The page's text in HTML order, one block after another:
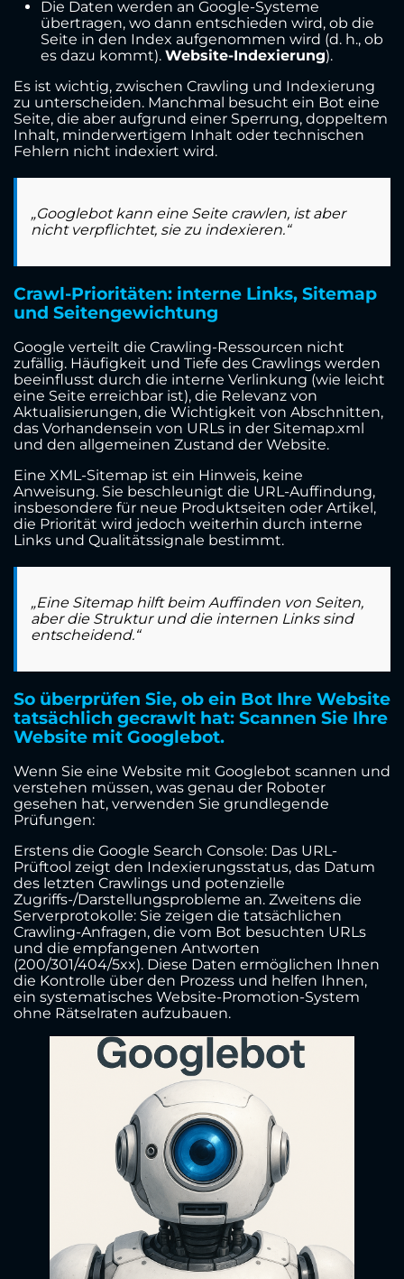
Die Daten werden an Google-Systeme
übertragen, wo dann entschieden wird, ob die
Seite in den Index aufgenommen wird (d. h., ob
es dazu kommt). Website-Indexierung).
Es ist wichtig, zwischen Crawling und Indexierung
zu unterscheiden. Manchmal besucht ein Bot eine
Seite, die aber aufgrund einer Sperrung, doppeltem
Inhalt, minderwertigem Inhalt oder technischen
Fehlern nicht indexiert wird.
„Googlebot kann eine Seite crawlen, ist aber
nicht verpflichtet, sie zu indexieren.“
Crawl-Prioritäten: interne Links, Sitemap
und Seitengewichtung
Google verteilt die Crawling-Ressourcen nicht
zufällig. Häufigkeit und Tiefe des Crawlings werden
beeinflusst durch die interne Verlinkung (wie leicht
eine Seite erreichbar ist), die Relevanz von
Aktualisierungen, die Wichtigkeit von Abschnitten,
das Vorhandensein von URLs in der Sitemap.xml
und den allgemeinen Zustand der Website.
Eine XML-Sitemap ist ein Hinweis, keine
Anweisung. Sie beschleunigt die URL-Auffindung,
insbesondere für neue Produktseiten oder Artikel,
die Priorität wird jedoch weiterhin durch interne
Links und Qualitätssignale bestimmt.
„Eine Sitemap hilft beim Auffinden von Seiten,
aber die Struktur und die internen Links sind
entscheidend.“
So überprüfen Sie, ob ein Bot Ihre Website
tatsächlich gecrawlt hat: Scannen Sie Ihre
Website mit Googlebot.
Wenn Sie eine Website mit Googlebot scannen und
verstehen müssen, was genau der Roboter
gesehen hat, verwenden Sie grundlegende
Prüfungen:
Erstens die Google Search Console: Das URL-
Prüftool zeigt den Indexierungsstatus, das Datum
des letzten Crawlings und potenzielle
Zugriffs-/Darstellungsprobleme an. Zweitens die
Serverprotokolle: Sie zeigen die tatsächlichen
Crawling-Anfragen, die vom Bot besuchten URLs
und die empfangenen Antworten
(200/301/404/5xx). Diese Daten ermöglichen Ihnen
die Kontrolle über den Prozess und helfen Ihnen,
ein systematisches Website-Promotion-System
ohne Rätselraten aufzubauen.